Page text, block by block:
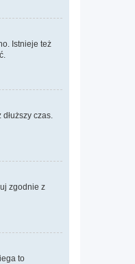
Istnieje też
czas.
zgodnie z
to